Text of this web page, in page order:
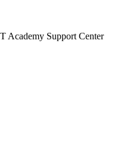
Academy Support Center